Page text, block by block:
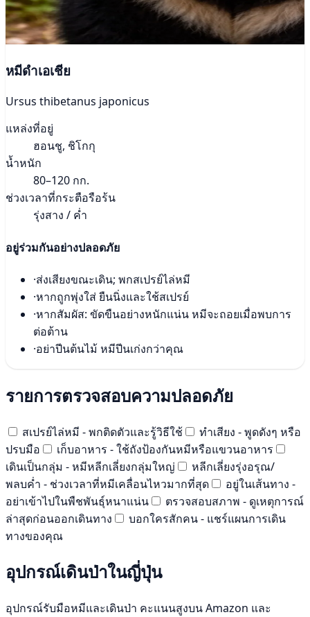
หมีดำเอเชีย
Ursus thibetanus japonicus
แหล่งที่อยู่
ฮอนชู, ชิโกกุ
น้ำหนัก
80–120 กก.
ช่วงเวลาที่กระตือรือร้น
รุ่งสาง / ค่ำ
อยู่ร่วมกันอย่างปลอดภัย
·ส่งเสียงขณะเดิน; พกสเปรย์ไล่หมี
·หากถูกพุ่งใส่ ยืนนิ่งและใช้สเปรย์
·หากสัมผัส: ขัดขืนอย่างหนักแน่น หมีจะถอยเมื่อพบการ
ต่อต้าน
·อย่าปีนต้นไม้ หมีปีนเก่งกว่าคุณ
รายการตรวจสอบความปลอดภัย
สเปรย์ไล่หมี - พกติดตัวและรู้วิธีใช้
ทำเสียง - พูดดังๆ หรือ
ปรบมือ
เก็บอาหาร - ใช้ถังป้องกันหมีหรือแขวนอาหาร
เดินเป็นกลุ่ม - หมีหลีกเลี่ยงกลุ่มใหญ่
หลีกเลี่ยงรุ่งอรุณ/
พลบค่ำ - ช่วงเวลาที่หมีเคลื่อนไหวมากที่สุด
อยู่ในเส้นทาง -
อย่าเข้าไปในพืชพันธุ์หนาแน่น
ตรวจสอบสภาพ - ดูเหตุการณ์
ล่าสุดก่อนออกเดินทาง
บอกใครสักคน - แชร์แผนการเดิน
ทางของคุณ
อุปกรณ์เดินป่าในญี่ปุ่น
อุปกรณ์รับมือหมีและเดินป่า คะแนนสูงบน Amazon และ